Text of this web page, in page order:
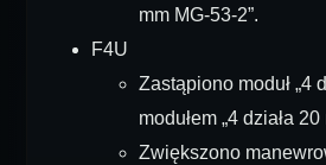
mm MG-53-2”.
F4U
Zastąpiono moduł „4
modułem „4 działa 20
Zwiększono